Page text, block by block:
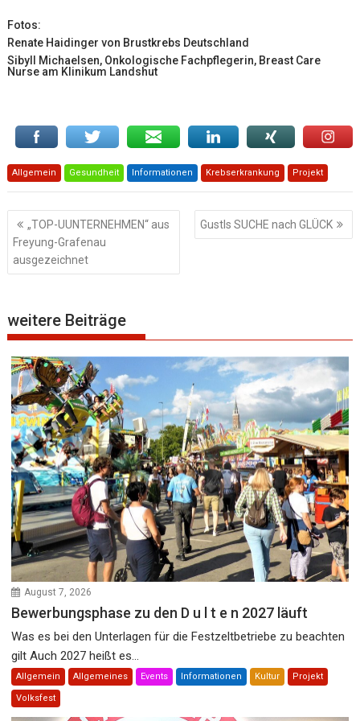
Fotos:
Renate Haidinger von Brustkrebs Deutschland
Sibyll Michaelsen, Onkologische Fachpflegerin, Breast Care
Nurse am Klinikum Landshut
Allgemein Gesundheit Informationen Krebserkrankung Projekt
Beitragsnavigation
„TOP-UUNTERNEHMEN“ aus
Freyung-Grafenau
ausgezeichnet
Gustls SUCHE nach GLÜCK
weitere Beiträge
August 7, 2026
Bewerbungsphase zu den D u l t e n 2027 läuft
Was es bei den Unterlagen für die Festzeltbetriebe zu beachten
gilt Auch 2027 heißt es...
Allgemein Allgemeines Events Informationen Kultur Projekt
Volksfest